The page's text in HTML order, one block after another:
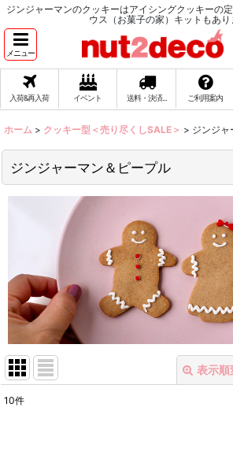
ジンジャーマンのクッキーはアイシングクッキーの
ウス（お菓子の家）キットもあり
メニュー
入荷&再入荷 イベント 送料・決済... ご利用案内
ホーム > クッキー型＜売り尽くしSALE＞ > ジンジャ
ジンジャーマン＆ピープル
表示順
10件